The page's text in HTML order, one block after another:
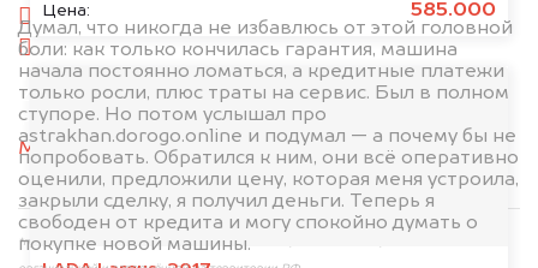
Цена: 585.000
Думал, что никогда не избавлюсь от этой головной
боли: как только кончилась гарантия, машина
начала постоянно ломаться, а кредитные платежи
только росли, плюс траты на сервис. Был в полном
ступоре. Но потом услышал про
astrakhan.dorogo.online и подумал — а почему бы не
попробовать. Обратился к ним, они всё оперативно
оценили, предложили цену, которая меня устроила,
закрыли сделку, я получил деньги. Теперь я
свободен от кредита и могу спокойно думать о
покупке новой машины.
справа
салон
2. Отправьте фотографии на номер
+79584983298 по WhatsApp*,
в мессенджер
MAX или на электронную почту
info@dorogo.online
*принадлежит компании Meta Platforms, Inc., признанной экстремистской